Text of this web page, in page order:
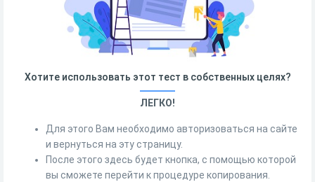
Хотите использовать этот тест в собственных целях?
ЛЕГКО!
Для этого Вам необходимо авторизоваться на сайте
и вернуться на эту страницу.
После этого здесь будет кнопка, с помощью которой
вы сможете перейти к процедуре копирования.